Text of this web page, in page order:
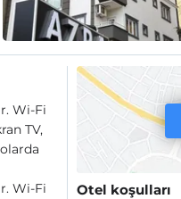
Wi-Fi
TV,
Wi-Fi
Otel koşulları